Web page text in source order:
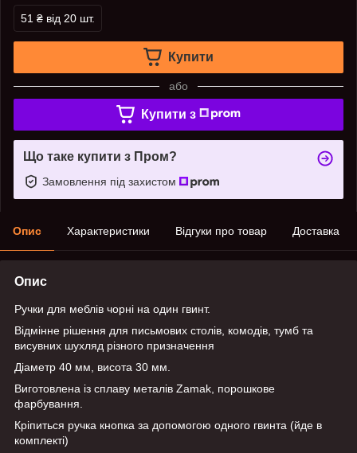
51 ₴ від 20 шт.
Купити
або
Купити з
Що таке купити з Пром?
Замовлення під захистом
Опис Характеристики Відгуки про товар Доставка
Опис
Ручки для меблів чорні на один гвинт.
Відмінне рішення для письмових столів, комодів, тумб та
висувних шухляд різного призначення
Діаметр 40 мм, висота 30 мм.
Виготовлена із сплаву металів Zamak, порошкове
фарбування.
Кріпиться ручка кнопка за допомогою одного гвинта (йде в
комплекті)